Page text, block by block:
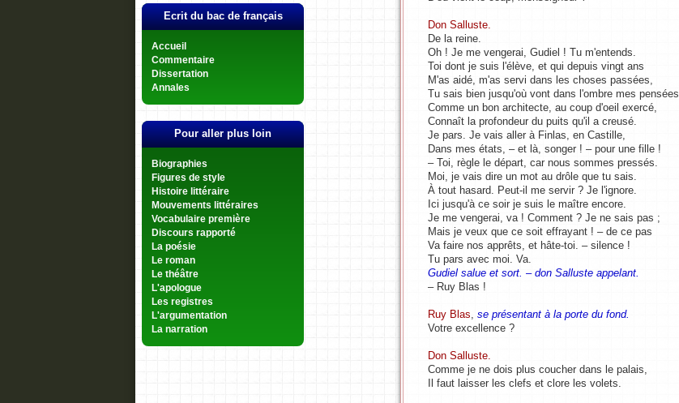
Ecrit du bac de français
Accueil
Commentaire
Dissertation
Annales
Pour aller plus loin
Biographies
Figures de style
Histoire littéraire
Mouvements littéraires
Vocabulaire première
Discours rapporté
La poésie
Le roman
Le théâtre
L'apologue
Les registres
L'argumentation
La narration
Don Salluste.
De la reine.
Oh ! Je me vengerai, Gudiel ! Tu m'entends.
Toi dont je suis l'élève, et qui depuis vingt ans
M'as aidé, m'as servi dans les choses passées,
Tu sais bien jusqu'où vont dans l'ombre mes pensées,
Comme un bon architecte, au coup d'oeil exercé,
Connaît la profondeur du puits qu'il a creusé.
Je pars. Je vais aller à Finlas, en Castille,
Dans mes états, – et là, songer ! – pour une fille !
– Toi, règle le départ, car nous sommes pressés.
Moi, je vais dire un mot au drôle que tu sais.
À tout hasard. Peut-il me servir ? Je l'ignore.
Ici jusqu'à ce soir je suis le maître encore.
Je me vengerai, va ! Comment ? Je ne sais pas ;
Mais je veux que ce soit effrayant ! – de ce pas
Va faire nos apprêts, et hâte-toi. – silence !
Tu pars avec moi. Va.
Gudiel salue et sort. – don Salluste appelant.
– Ruy Blas !
Ruy Blas se présentant à la porte du fond.
Votre excellence ?
Don Salluste.
Comme je ne dois plus coucher dans le palais,
Il faut laisser les clefs et clore les volets.